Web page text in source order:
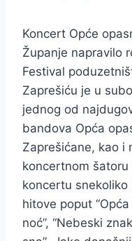
Koncert Opće
Županje napravilo
Festival
Zaprešiću je u
jednog od
bandova Opća
Zaprešićane, kao i
koncertnom
koncertu
hitove poput “Opća
noć”, “Nebeski